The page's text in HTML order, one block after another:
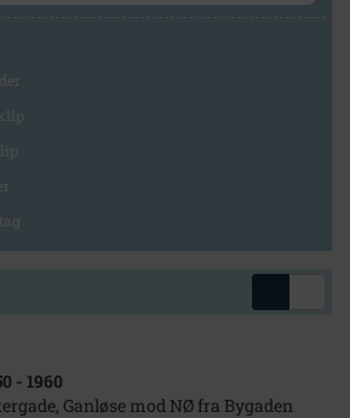
- 1960
Ganløse mod NØ fra Bygaden